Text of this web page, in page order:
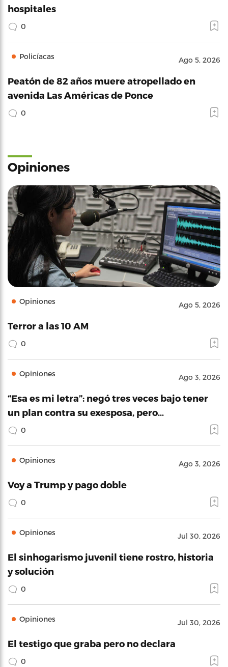
hospitales
0
Policíacas Ago 5, 2026
Peatón de 82 años muere atropellado en
avenida Las Américas de Ponce
0
Opiniones
Opiniones Ago 5, 2026
Terror a las 10 AM
0
Opiniones Ago 3, 2026
“Esa es mi letra”: negó tres veces bajo tener
un plan contra su exesposa, pero…
0
Opiniones Ago 3, 2026
Voy a Trump y pago doble
0
Opiniones Jul 30, 2026
El sinhogarismo juvenil tiene rostro, historia
y solución
0
Opiniones Jul 30, 2026
El testigo que graba pero no declara
0